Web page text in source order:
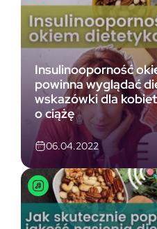
Insulinooporność
powinna wyglądać
wskazówki dla
o ciążę
06.04.2022